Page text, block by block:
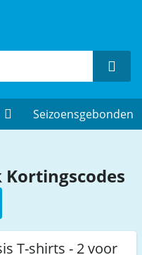
Seizoensgebonden
Kortingscodes
T-shirts - 2 voor